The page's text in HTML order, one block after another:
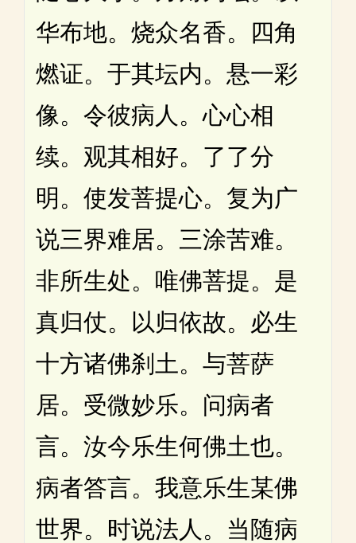
华布地。烧众名香。四角
燃证。于其坛内。悬一彩
像。令彼病人。心心相
续。观其相好。了了分
明。使发菩提心。复为广
说三界难居。三涂苦难。
非所生处。唯佛菩提。是
真归仗。以归依故。必生
十方诸佛刹土。与菩萨
居。受微妙乐。问病者
言。汝今乐生何佛土也。
病者答言。我意乐生某佛
世界。时说法人。当随病